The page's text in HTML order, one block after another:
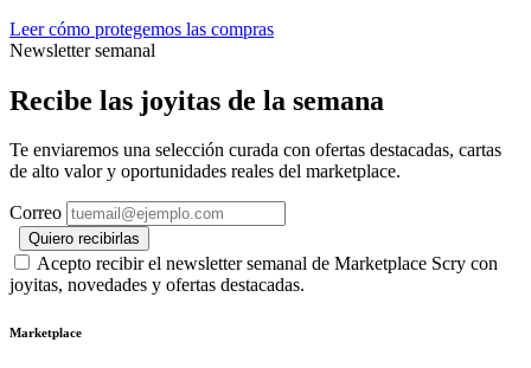
Leer cómo protegemos las compras
Newsletter semanal
Recibe las joyitas de la semana
Te enviaremos una selección curada con ofertas destacadas, cartas
de alto valor y oportunidades reales del marketplace.
Correo
Quiero recibirlas
Acepto recibir el newsletter semanal de Marketplace Scry con
joyitas, novedades y ofertas destacadas.
Marketplace